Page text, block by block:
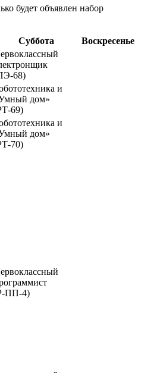
будет объявлен набор
Суббота Воскресенье
68)
и
дом»
69)
и
дом»
70)
ПП-4)